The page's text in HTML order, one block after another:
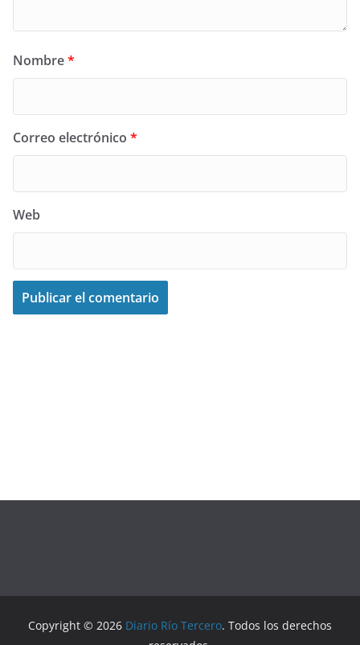
Nombre*
Correo electrónico *
Web
Copyright © 2026 Diario Río Tercero. Todos los derechos